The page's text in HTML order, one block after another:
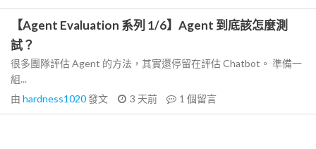
【Agent Evaluation 系列 1/6】Agent 到底該怎麼測
試？
很多團隊評估 Agent 的方法，其實還停留在評估 Chatbot。 準備一
組...
由 hardness1020發文 3 天前 1 個留言